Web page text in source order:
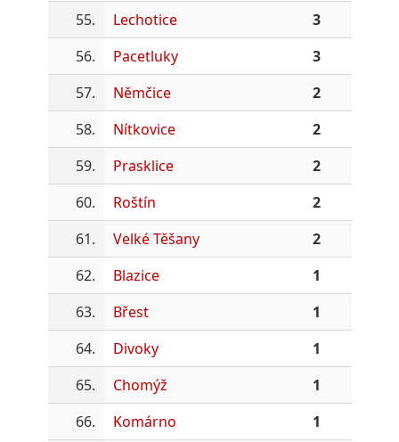
55.
Lechotice
3
56.
Pacetluky
3
57.
Němčice
2
58.
Nítkovice
2
59.
Prasklice
2
60.
Roštín
2
61.
Velké Těšany
2
62.
Blazice
1
63.
Břest
1
64.
Divoky
1
65.
Chomýž
1
66.
Komárno
1